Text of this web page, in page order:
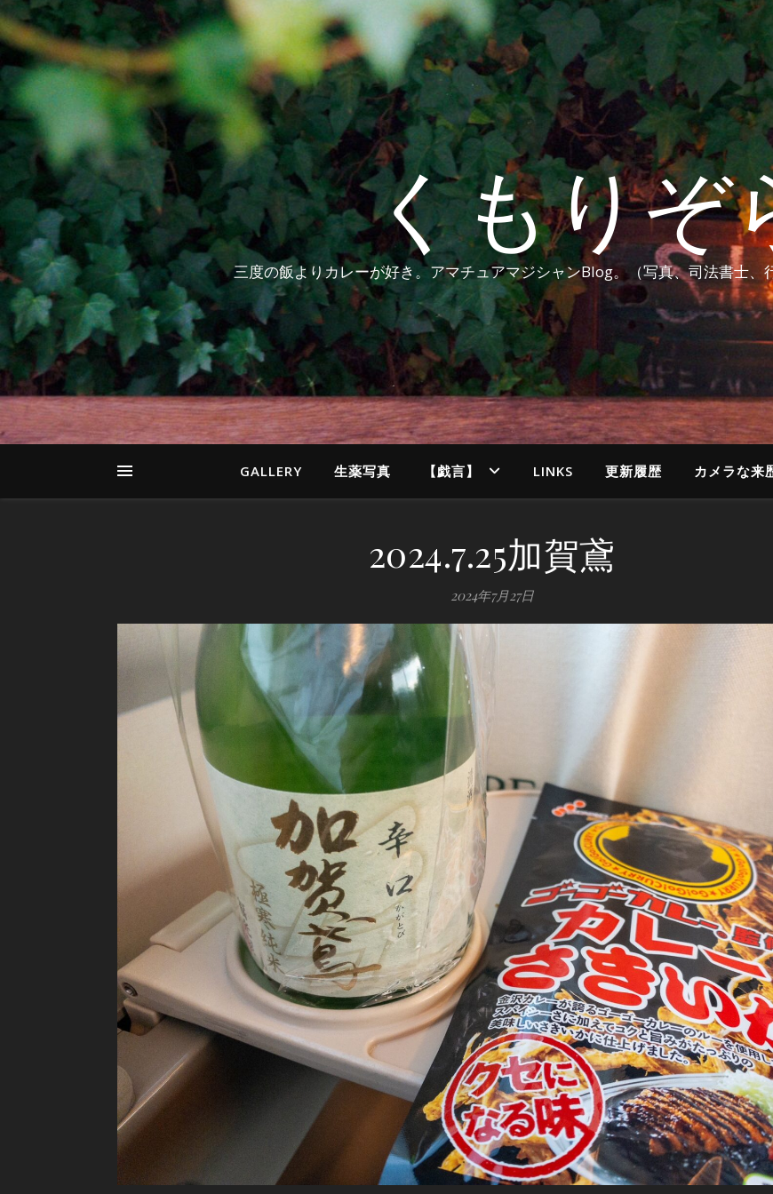
くもりぞ
三度の飯よりカレーが好き。アマチュアマジシャンBlog。（写真、司法書士、
GALLERY 生薬写真 【戯言】 LINKS 更新履歴 カメラな来
2024.7.25加賀鳶
2024年7月27日